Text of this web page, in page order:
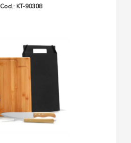
Cod.: KT-90308